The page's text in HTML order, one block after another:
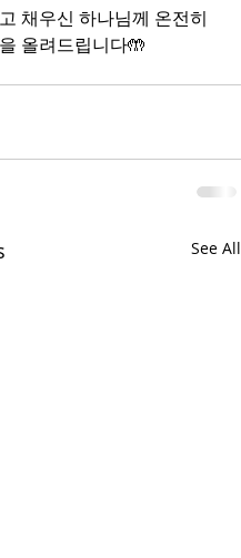
채우신 하나님께 온전히
올려드립니다🤲
See All